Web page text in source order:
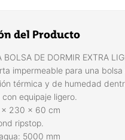
del Producto
BOLSA DE DORMIR EXTRA
impermeable para una
térmica y de humedad
equipaje ligero.
x 230 x 60 cm
ripstop.
5000 mm